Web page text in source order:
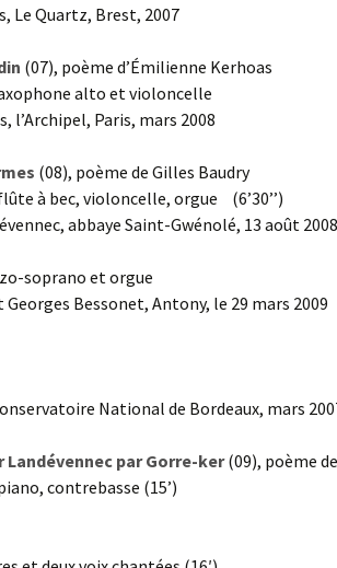
Le Quartz, Brest, 2007
(07), poème d’Émilienne Kerhoas
alto et violoncelle
l’Archipel, Paris, mars 2008
(08), poème de Gilles Baudry
à bec, violoncelle, orgue (6’30’’)
abbaye Saint-Gwénolé, 13 août 2008
soprano et orgue
Bessonet, Antony, le 29 mars 2009
National de Bordeaux, mars
Landévennec par Gorre-ker(09), poème
contrebasse (15’)